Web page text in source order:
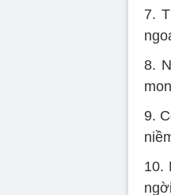
7.
8.
9.
10.